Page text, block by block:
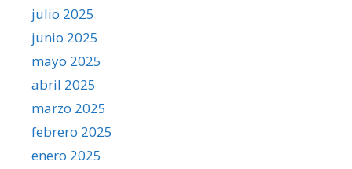
julio 2025
junio 2025
mayo 2025
abril 2025
marzo 2025
febrero 2025
enero 2025